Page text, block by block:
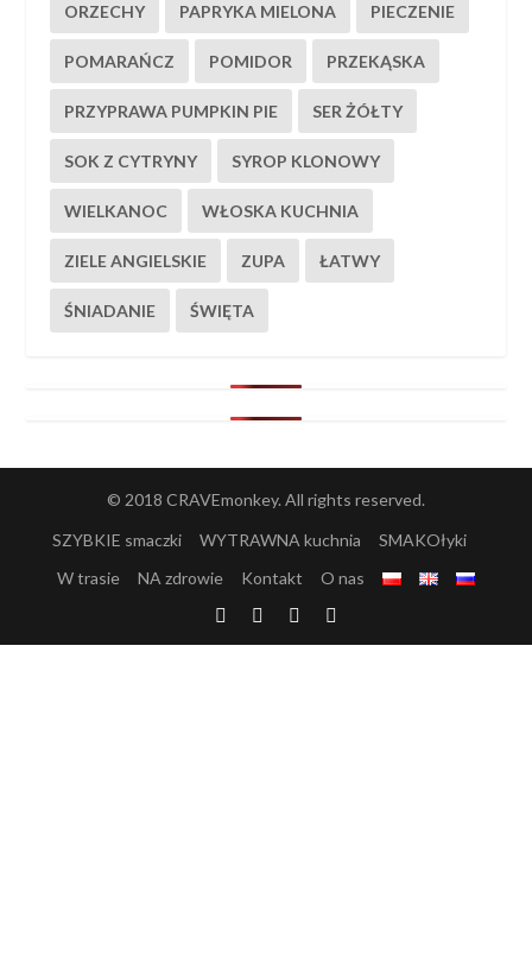
ORZECHY PAPRYKA MIELONA PIECZENIE
POMARAŃCZ POMIDOR PRZEKĄSKA
PRZYPRAWA PUMPKIN PIE SER ŻÓŁTY
SOK Z CYTRYNY SYROP KLONOWY
WIELKANOC WŁOSKA KUCHNIA
ZIELE ANGIELSKIE ZUPA ŁATWY
ŚNIADANIE ŚWIĘTA
© 2018 CRAVEmonkey. All rights reserved.
SZYBKIE smaczki WYTRAWNA kuchnia
SMAKOłyki
W trasie
NA zdrowie Kontakt O nas